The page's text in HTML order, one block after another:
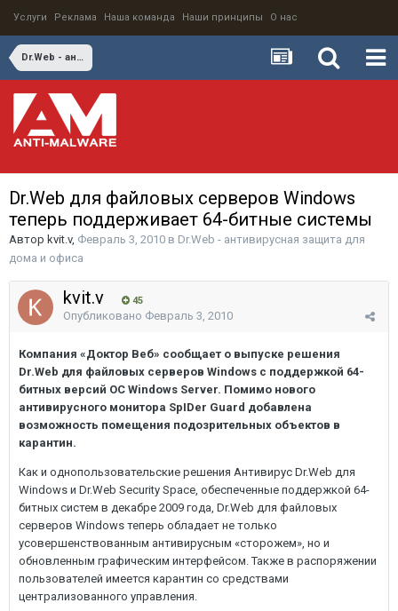
Услуги Реклама Наша команда Наши принципы О нас
Dr.Web - антивирусная защита для дома и офиса
Dr.Web для файловых серверов Windows
теперь поддерживает 64-битные системы
Автор kvit.v, Февраль 3, 2010 в Dr.Web - антивирусная защита для
дома и офиса
kvit.v 45
Опубликовано Февраль 3, 2010
Компания «Доктор Веб» сообщает о выпуске решения
Dr.Web для файловых серверов Windows с поддержкой 64-
битных версий ОС Windows Server. Помимо нового
антивирусного монитора SpIDer Guard добавлена
возможность помещения подозрительных объектов в
карантин.
Как и однопользовательские решения Антивирус Dr.Web для
Windows и Dr.Web Security Space, обеспеченные поддержкой 64-
битных систем в декабре 2009 года, Dr.Web для файловых
серверов Windows теперь обладает не только
усовершенствованным антивирусным «сторожем», но и
обновленным графическим интерфейсом. Также в распоряжении
пользователей имеется карантин со средствами
централизованного управления.